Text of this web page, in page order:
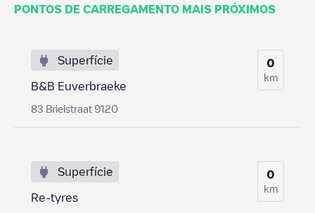
PONTOS DE CARREGAMENTO MAIS PRÓXIMOS
Superfície
B&B Euverbraeke
83 Brielstraat 9120
0
km
Superfície
Re-tyres
0
km